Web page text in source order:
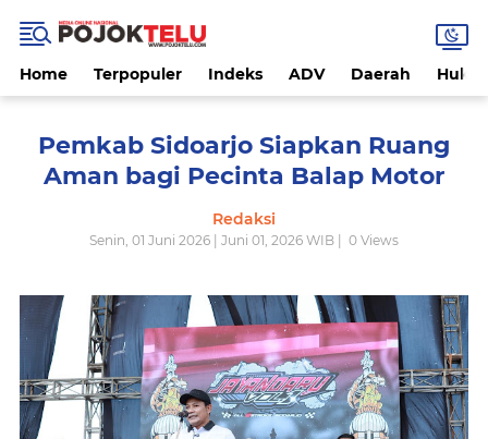
Home Terpopuler Indeks ADV Daerah
Pemkab Sidoarjo Siapkan Ruang
Aman bagi Pecinta Balap Motor
Redaksi
Senin, 01 Juni 2026 | Juni 01, 2026 WIB | 0 Views